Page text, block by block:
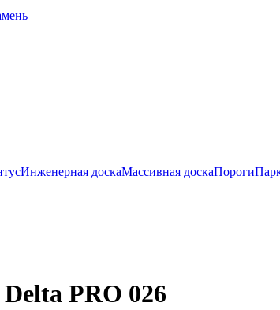
Инженерная доскаМассивная доскаПороги
PRO 026